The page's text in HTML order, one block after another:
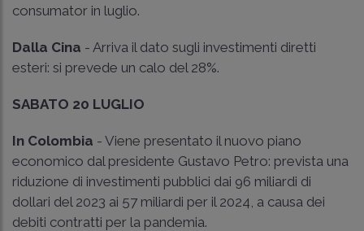
consumator in luglio.
Dalla Cina - Arriva il dato sugli investimenti diretti
esteri: si prevede un calo del 28%.
SABATO 20 LUGLIO
In Colombia - Viene presentato il nuovo piano
economico dal presidente Gustavo Petro: prevista una
riduzione di investimenti pubblici dai 96 miliardi di
dollari del 2023 ai 57 miliardi per il 2024, a causa dei
debiti contratti per la pandemia.